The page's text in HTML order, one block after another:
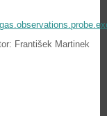
František Martinek